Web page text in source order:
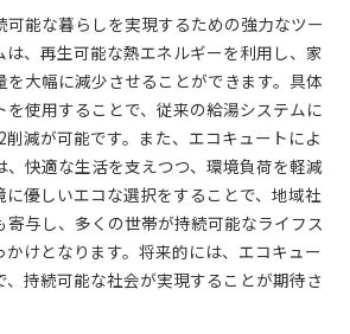
可能な暮らしを実現するための強力なツー
は、再生可能な熱エネルギーを利用し、家
大幅に減少させることができます。具体
使用することで、従来の給湯システムに
削減が可能です。また、エコキュートによ
、快適な生活を支えつつ、環境負荷を軽減
に優しいエコな選択をすることで、地域社
与し、多くの世帯が持続可能なライフス
けとなります。将来的には、エコキュー
、持続可能な社会が実現することが期待さ